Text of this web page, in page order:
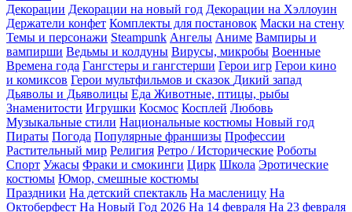
Декорации Декорации на новый год Декорации на Хэллоуин
Держатели конфет Комплекты для постановок Маски на стену
Темы и персонажи Steampunk Ангелы Аниме Вампиры и
вампирши Ведьмы и колдуны Вирусы, микробы Военные
Времена года Гангстеры и гангстерши Герои игр Герои кино
и комиксов Герои мультфильмов и сказок Дикий запад
Дьяволы и Дьяволицы Еда Животные, птицы, рыбы
Знаменитости Игрушки Космос Косплей Любовь
Музыкальные стили Национальные костюмы Новый год
Пираты Погода Популярные франшизы Профессии
Растительный мир Религия Ретро / Исторические Роботы
Спорт Ужасы Фраки и смокинги Цирк Школа Эротические
костюмы Юмор, смешные костюмы
Праздники На детский спектакль На масленицу На
Октоберфест На Новый Год 2026 На 14 февраля На 23 февраля